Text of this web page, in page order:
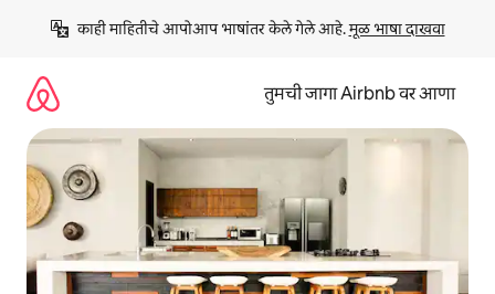
काही माहितीचे आपोआप भाषांतर केले गेले आहे. मूळ भाषा दाखवा
तुमची जागा Airbnb वर आणा